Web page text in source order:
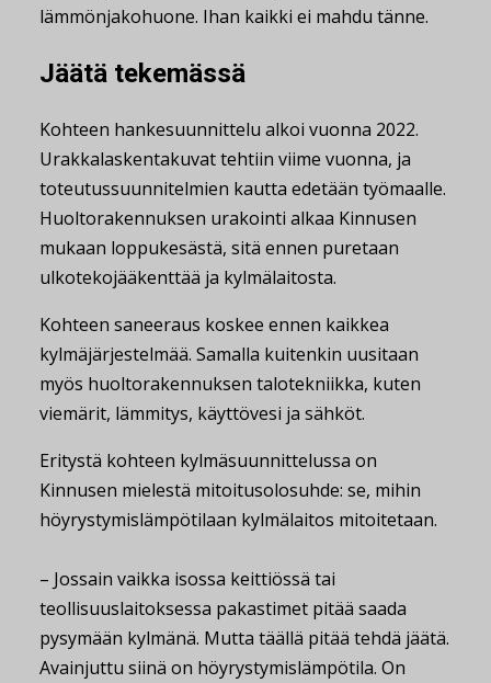
lämmönjakohuone. Ihan kaikki ei mahdu tänne.
Jäätä tekemässä
Kohteen hankesuunnittelu alkoi vuonna 2022.
Urakkalaskentakuvat tehtiin viime vuonna, ja
toteutussuunnitelmien kautta edetään työmaalle.
Huoltorakennuksen urakointi alkaa Kinnusen
mukaan loppukesästä, sitä ennen puretaan
ulkotekojääkenttää ja kylmälaitosta.
Kohteen saneeraus koskee ennen kaikkea
kylmäjärjestelmää. Samalla kuitenkin uusitaan
myös huoltorakennuksen talotekniikka, kuten
viemärit, lämmitys, käyttövesi ja sähköt.
Eritystä kohteen kylmäsuunnittelussa on
Kinnusen mielestä mitoitusolosuhde: se, mihin
höyrystymislämpötilaan kylmälaitos mitoitetaan.
– Jossain vaikka isossa keittiössä tai
teollisuuslaitoksessa pakastimet pitää saada
pysymään kylmänä. Mutta täällä pitää tehdä jäätä.
Avainjuttu siinä on höyrystymislämpötila. On